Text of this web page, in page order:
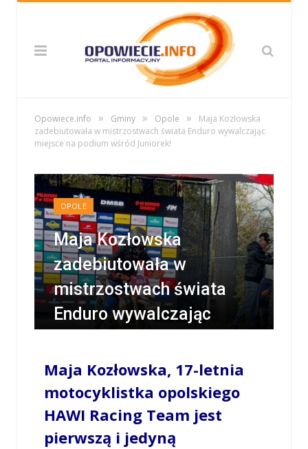
Opowiece.info » Gminy » Opole »
Maja Kozłowska
zadebiutowała w mistrzostwach świata Enduro wywalczając
miejsce na podium wśród Juniorek!
OPOLE
Maja Kozłowska
zadebiutowała w
mistrzostwach świata
Enduro wywalczając
Juniorek!
/ OPOWIECIE.INFO / 22 PAŹDZIERNIKA 2025 / 13:36
Maja Kozłowska, 17-letnia
motocyklistka opolskiego
HAWI Racing Team jest
pierwszą i jedyną